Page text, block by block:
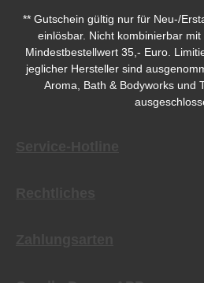
** Gutschein gültig nur für Neu-/
einlösbar. Nicht kombinierbar
Mindestbestellwert 35,- Euro.
jeglicher Hersteller sind
Aroma, Bath & Bodyworks und